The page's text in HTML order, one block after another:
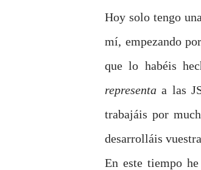
Hoy solo tengo
mí, empezando
que lo habéis
representa a las
trabajáis por
desarrolláis
En este tiempo